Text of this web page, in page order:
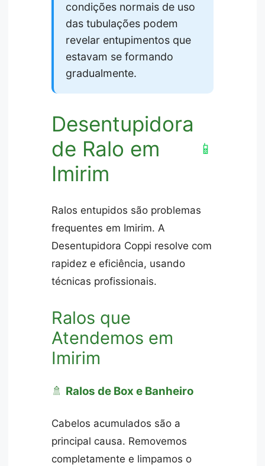
condições normais de uso
das tubulações podem
revelar entupimentos que
estavam se formando
gradualmente.
Desentupidora
de Ralo em
Imirim
📱
Ralos entupidos são problemas
frequentes em Imirim. A
Desentupidora Coppi resolve com
rapidez e eficiência, usando
técnicas profissionais.
Ralos que
Atendemos em
Imirim
🚿 Ralos de Box e Banheiro
Cabelos acumulados são a
principal causa. Removemos
completamente e limpamos o